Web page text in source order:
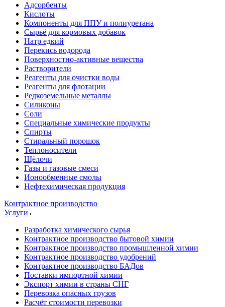
Адсорбенты
Кислоты
Компоненты для ППУ и полиуретана
Сырьё для кормовых добавок
Натр едкий
Перекись водорода
Поверхностно-активные вещества
Растворители
Реагенты для очистки воды
Реагенты для флотации
Редкоземельные металлы
Силиконы
Соли
Специальные химические продукты
Спирты
Стиральный порошок
Теплоносители
Щёлочи
Газы и газовые смеси
Ионообменные смолы
Нефтехимическая продукция
Контрактное производство
Услуги
Разработка химического сырья
Контрактное производство бытовой химии
Контрактное производство промышленной химии
Контрактное производство удобрений
Контрактное производство БАДов
Поставки импортной химии
Экспорт химии в страны СНГ
Перевозка опасных грузов
Расчёт стоимости перевозки